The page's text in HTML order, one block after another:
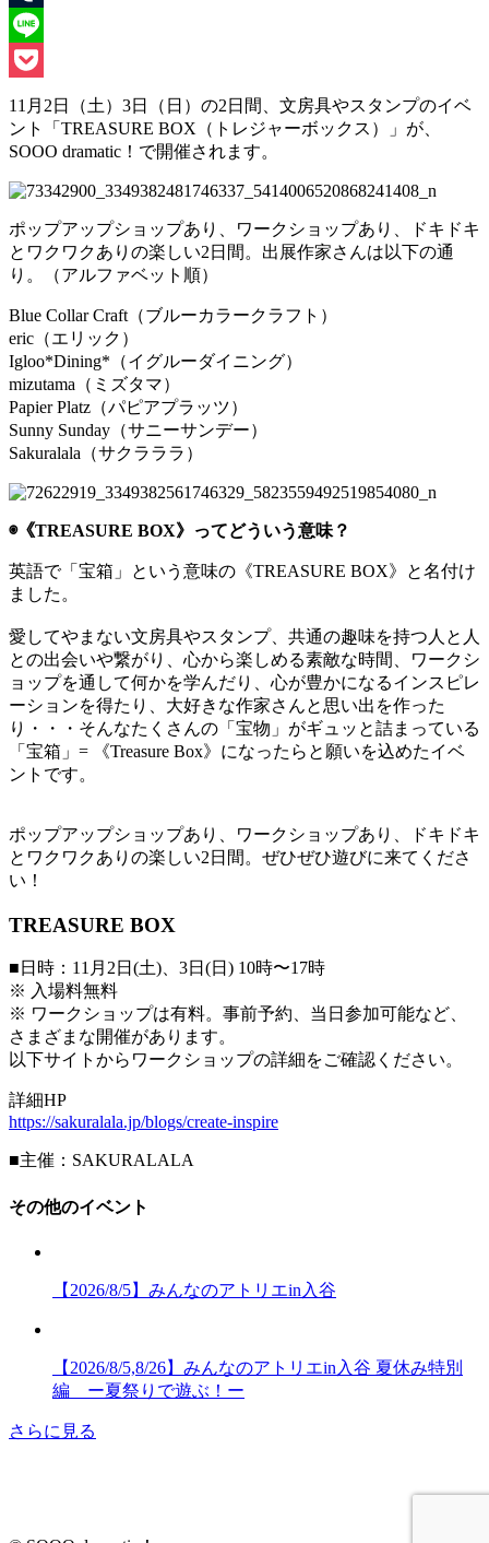
Tumblr
Line
Pocket
11月2日（土）3日（日）の2日間、文房具やスタンプのイベ
ント「TREASURE BOX（トレジャーボックス）」が、
SOOO dramatic！で開催されます。
ポップアップショップあり、ワークショップあり、ドキドキ
とワクワクありの楽しい2日間。出展作家さんは以下の通
り。（アルファベット順）
Blue Collar Craft（ブルーカラークラフト）
eric（エリック）
Igloo*Dining*（イグルーダイニング）
mizutama（ミズタマ）
Papier Platz（パピアプラッツ）
Sunny Sunday（サニーサンデー）
Sakuralala（サクラララ）
◉《TREASURE BOX》ってどういう意味？
英語で「宝箱」という意味の《TREASURE BOX》と名付け
ました。
愛してやまない文房具やスタンプ、共通の趣味を持つ人と人
との出会いや繋がり、心から楽しめる素敵な時間、ワークシ
ョップを通して何かを学んだり、心が豊かになるインスピレ
ーションを得たり、大好きな作家さんと思い出を作った
り・・・そんなたくさんの「宝物」がギュッと詰まっている
「宝箱」= 《Treasure Box》になったらと願いを込めたイベ
ントです。
ポップアップショップあり、ワークショップあり、ドキドキ
とワクワクありの楽しい2日間。ぜひぜひ遊びに来てくださ
い！
TREASURE BOX
■日時：11月2日(土)、3日(日) 10時〜17時
※ 入場料無料
※ ワークショップは有料。事前予約、当日参加可能など、
さまざまな開催があります。
以下サイトからワークショップの詳細をご確認ください。
詳細HP
https://sakuralala.jp/blogs/create-inspire
■主催：SAKURALALA
その他のイベント
【2026/8/5】みんなのアトリエin入谷
【2026/8/5,8/26】みんなのアトリエin入谷 夏休み特別
編 ー夏祭りで遊ぶ！ー
さらに見る